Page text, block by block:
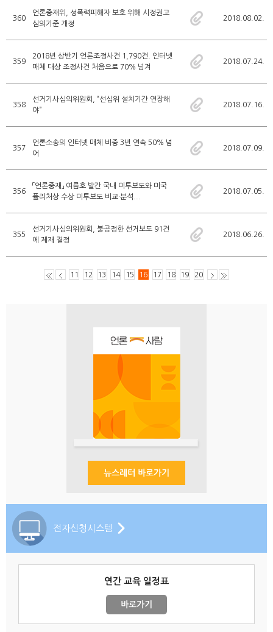
360
언론중재위, 성폭력피해자 보호 위해 시정권고
심의기준 개정
2018.08.02.
359
2018년 상반기 언론조정사건 1,790건. 인터넷
매체 대상 조정사건 처음으로 70% 넘겨
2018.07.24.
358
선거기사심의위원회, “선심위 설치기간 연장해
야”
2018.07.16.
357
언론소송의 인터넷 매체 비중 3년 연속 50% 넘
어
2018.07.09.
356
「언론중재」 여름호 발간 국내 미투보도와 미국
퓰리처상 수상 미투보도 비교·분석...
2018.07.05.
355
선거기사심의위원회, 불공정한 선거보도 91건
에 제재 결정
2018.06.26.
11 12 13 14 15 16 17 18 19 20
뉴스레터 바로가기
전자신청시스템
연간 교육 일정표
바로가기